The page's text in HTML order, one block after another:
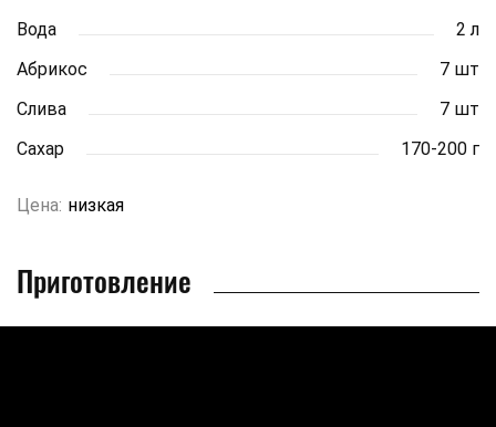
Вода
2 л
Абрикос
7 шт
Слива
7 шт
Сахар
170-200 г
Цена: низкая
Приготовление